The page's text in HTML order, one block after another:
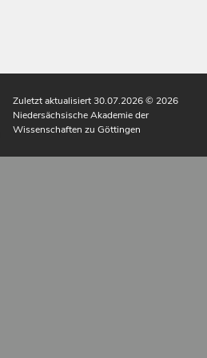
Zuletzt aktualisiert 30.07.2026© 2026
Niedersächsische Akademie der
Wissenschaften zu Göttingen